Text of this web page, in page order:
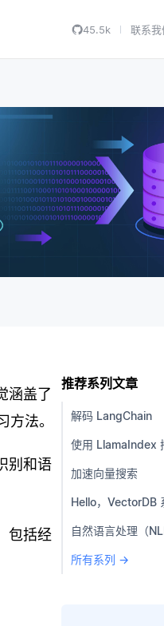
45.5k 联系我
涵盖了
法。
别和语
包括经
推荐系列文章
解码 LangChain
使用 LlamaIndex
加速向量搜索
Hello，VectorDB
自然语言处理（
所有系列 →